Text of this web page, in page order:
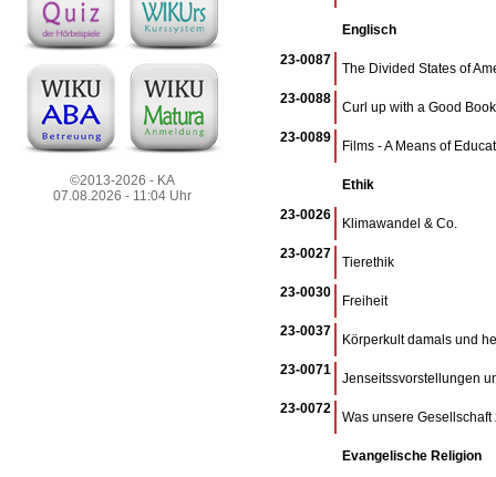
©2013-2026 - KA
07.08.2026 - 11:04 Uhr
Englisch
23-0087
The Divided States of
23-0088
Curl up with a Good Book
23-0089
Films - A Means of
Ethik
23-0026
Klimawandel & Co.
23-0027
Tierethik
23-0030
Freiheit
23-0037
Körperkult damals und
23-0071
Jenseitssvorstellungen
23-0072
Was unsere
Evangelische Religion